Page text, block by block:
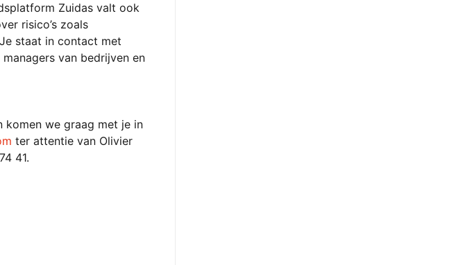
Zuidas valt ook
risico’s zoals
staat in contact met
van bedrijven en
komen we graag met je in
ter attentie van Olivier
41.